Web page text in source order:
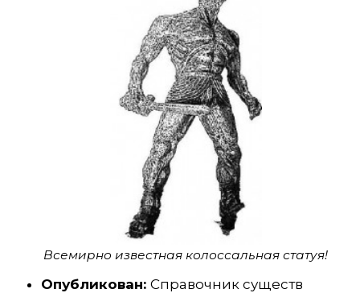
Всемирно известная колоссальная статуя!
Опубликован: Справочник существ